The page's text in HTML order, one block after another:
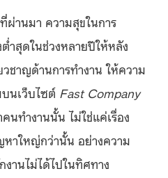
านมา ความสุขในการ
ำสุดในช่วงหลายปีให้หลัง
วชาญด้านการทำงาน ให้ความ
นเว็บไซต์ Fast Company
นทำงานนั้น ไม่ใช่แค่เรื่อง
าใหญ่กว่านั้น อย่างความ
านไม่ได้ไปในทิศทาง